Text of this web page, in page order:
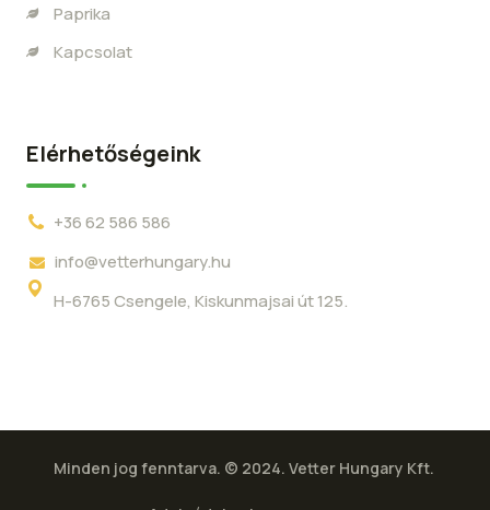
Paprika
Kapcsolat
Elérhetőségeink
+36 62 586 586
info@vetterhungary.hu
H-6765 Csengele, Kiskunmajsai út 125.
Minden jog fenntarva. © 2024. Vetter Hungary Kft.